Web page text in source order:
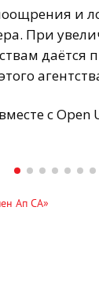
и
При
с Open
Ап СА»